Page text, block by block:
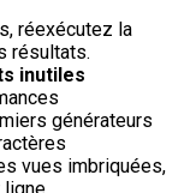
réexécutez la
résultats.
inutiles
générateurs
vues imbriquées,